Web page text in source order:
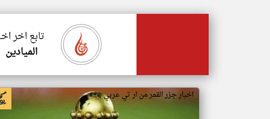
تابع اخر
الميادين
اخبار جزر القمر من ار تي عربي